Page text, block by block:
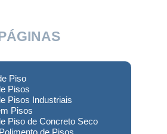
Piso
Pisos
Pisos Industriais
Pisos
Piso de Concreto Seco
de Pisos